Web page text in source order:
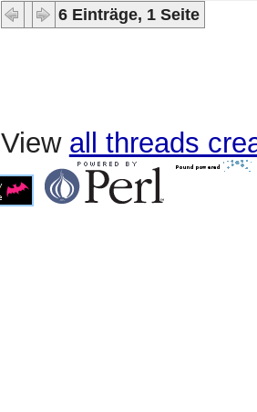
6 Einträge, 1 Seite
View all threads